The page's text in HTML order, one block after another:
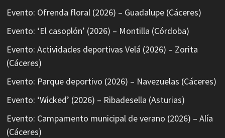
Evento: Ofrenda floral (2026) – Guadalupe (Cáceres)
Evento: ‘El casoplón’ (2026) – Montilla (Córdoba)
Evento: Actividades deportivas Velá (2026) – Zorita
(Cáceres)
Evento: Parque deportivo (2026) – Navezuelas (Cáceres)
Evento: ‘Wicked’ (2026) – Ribadesella (Asturias)
Evento: Campamento municipal de verano (2026) – Alía
(Cáceres)